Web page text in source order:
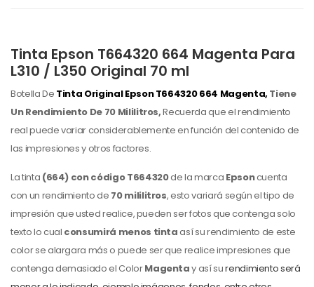
Tinta Epson T664320 664 Magenta Para
L310 / L350 Original 70 ml
Botella De Tinta Original EpsonT664320 664 Magenta, Tiene
Un Rendimiento De 70 Mililitros,Recuerda que el rendimiento
real puede variar considerablemente en función del contenido de
las impresiones y otros factores.
La tinta (664) con códigoT664320de la marca Epsoncuenta
con un rendimiento de 70 mililitros, esto variará según el tipo de
impresión que usted realice, pueden ser fotos que contenga solo
texto lo cual consumirá menos tintaasí su rendimiento de este
colorse alargara más o puede ser que realice impresiones que
contenga demasiado el ColorMagentay así surendimiento será